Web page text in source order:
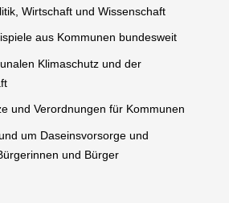
Wirtschaft und Wissenschaft
aus Kommunen bundesweit
Klimaschutz und der
und Verordnungen für Kommunen
um Daseinsvorsorge und
und Bürger